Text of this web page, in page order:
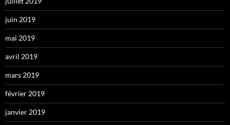
juin 2019
mai 2019
avril 2019
mars 2019
février 2019
janvier 2019